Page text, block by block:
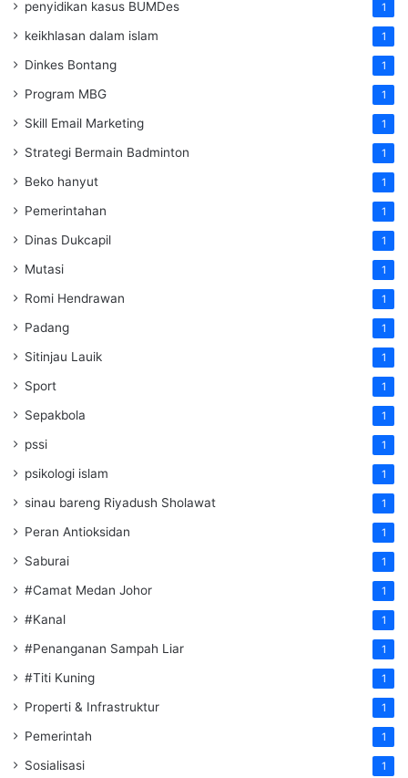
penyidikan kasus BUMDes 1
keikhlasan dalam islam 1
Dinkes Bontang 1
Program MBG 1
Skill Email Marketing 1
Strategi Bermain Badminton 1
Beko hanyut 1
Pemerintahan 1
Dinas Dukcapil 1
Mutasi 1
Romi Hendrawan 1
Padang 1
Sitinjau Lauik 1
Sport 1
Sepakbola 1
pssi 1
psikologi islam 1
sinau bareng Riyadush Sholawat 1
Peran Antioksidan 1
Saburai 1
#Camat Medan Johor 1
#Kanal 1
#Penanganan Sampah Liar 1
#Titi Kuning 1
Properti & Infrastruktur 1
Pemerintah 1
Sosialisasi 1